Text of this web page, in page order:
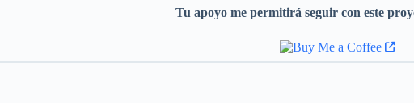
Tu apoyo me permitirá seguir con este